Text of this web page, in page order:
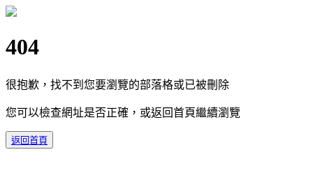
404
很抱歉，找不到您要瀏覽的部落格或已被刪除
您可以檢查網址是否正確，或返回首頁繼續瀏覽
返回首頁